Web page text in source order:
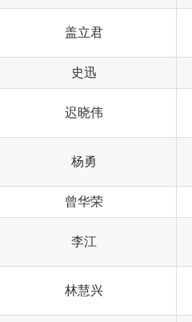
盖立君
史迅
迟晓伟
杨勇
曾华荣
李江
林慧兴